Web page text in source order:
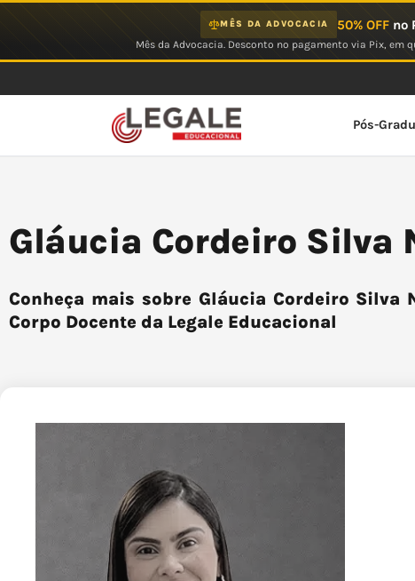
MÊS DA ADVOCACIA 50% OFFno
Mês da Advocacia. Desconto no pagamento via Pix,
Pós-
Gláucia Cordeiro Silva
Conheça mais sobre Gláucia Cordeiro Silva
Corpo Docente da Legale Educacional